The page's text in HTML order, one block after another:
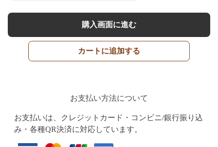
購入画面に進む
カートに追加する
お支払い方法について
お支払いは、クレジットカード・コンビニ/銀行振り込
み・各種QR決済に対応しています。